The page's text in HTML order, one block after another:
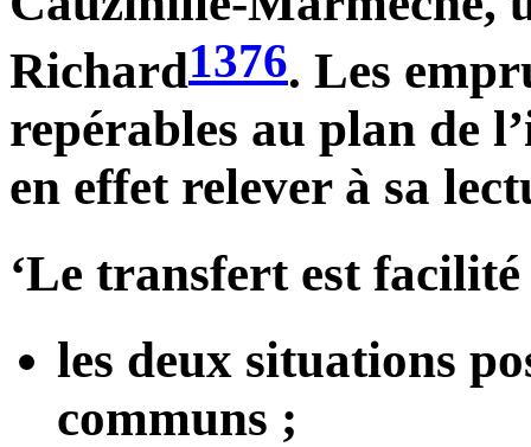
Richard1376. Les
repérables au plan de
en effet relever à sa
‘Le transfert est
les deux situations
communs ;